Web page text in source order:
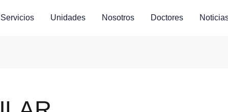
Servicios Unidades Nosotros Doctores